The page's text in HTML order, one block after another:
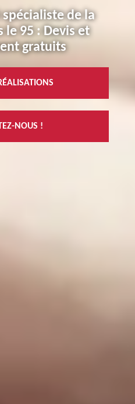
de la
le 95 : Devis et
gratuits
NOUS !